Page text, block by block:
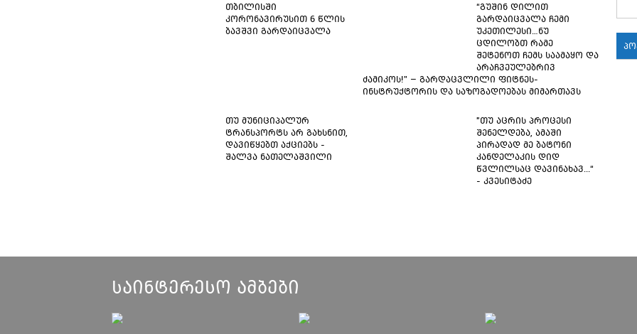
თბილისში
კორონავირუსით 6 წლის
ბავშვი გარდაიცვალა
“გუშინ დილით
გარდაიცვალა ჩემი
უკეთილესი…ნუ
ცდილობთ რამე
შეტენოთ ჩემს საამაყო და
არაჩვეულებრივ
ძამიკოს!” – გარდაცვლილი ფიტნეს-
ინსტრუქტორის და საზოგადოებას მიმართავს
თუ მუნიციპალურ
ტრანსპორტს არ გახსნით,
დავიწყებთ აქციებს -
შალვა ნათელაშვილი
"თუ აცრის პროცესი
შენელდება, ამაში
პირადად მე ბატონი
კანდელაკის დიდ
წვლილსაც დავინახავ...“
- კვესიტაძე
საინტერესო ამბები